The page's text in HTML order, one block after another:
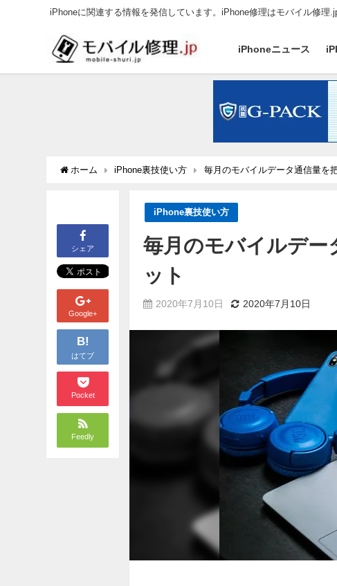
iPhoneに関連する情報を発信しています。iPhone修理はモバイル修理
iPhoneニュース
ホーム iPhone裏技使い方 毎月のモバイルデータ通信量を
シェア
Google+
B!
はてブ
Pocket
Feedly
iPhone裏技使い方
毎月のモバイルデー
ット
2020年7月10日 2020年7月10日